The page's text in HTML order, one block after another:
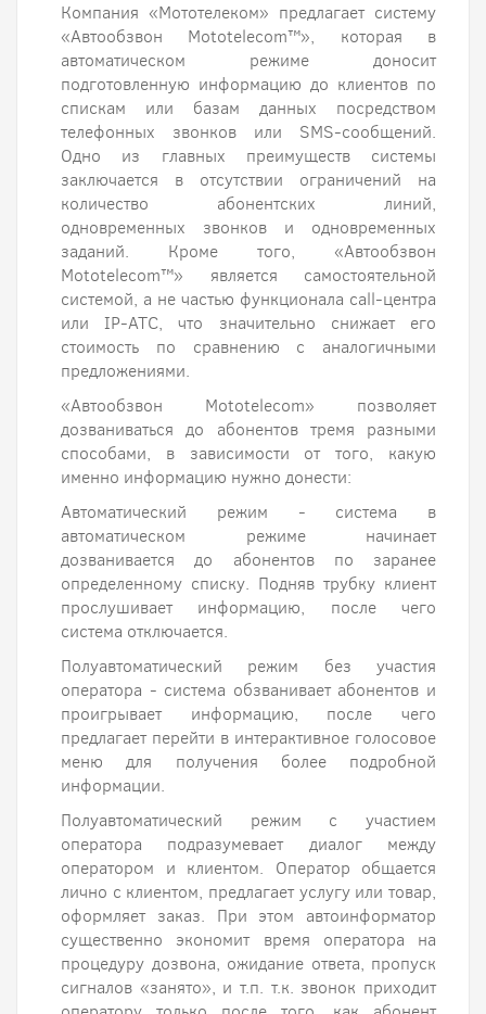
Компания «Мототелеком» предлагает систему
«Автообзвон Mototelecom™», которая в
автоматическом режиме доносит
подготовленную информацию до клиентов по
спискам или базам данных посредством
телефонных звонков или SMS-сообщений.
Одно из главных преимуществ системы
заключается в отсутствии ограничений на
количество абонентских линий,
одновременных звонков и одновременных
заданий. Кроме того, «Автообзвон
Mototelecom™» является самостоятельной
системой, а не частью функционала call-центра
или IP-АТС, что значительно снижает его
стоимость по сравнению с аналогичными
предложениями.
«Автообзвон Mototelecom» позволяет
дозваниваться до абонентов тремя разными
способами, в зависимости от того, какую
именно информацию нужно донести:
Автоматический режим - система в
автоматическом режиме начинает
дозванивается до абонентов по заранее
определенному списку. Подняв трубку клиент
прослушивает информацию, после чего
система отключается.
Полуавтоматический режим без участия
оператора - система обзванивает абонентов и
проигрывает информацию, после чего
предлагает перейти в интерактивное голосовое
меню для получения более подробной
информации.
Полуавтоматический режим с участием
оператора подразумевает диалог между
оператором и клиентом. Оператор общается
лично с клиентом, предлагает услугу или товар,
оформляет заказ. При этом автоинформатор
существенно экономит время оператора на
процедуру дозвона, ожидание ответа, пропуск
сигналов «занято», и т.п. т.к. звонок приходит